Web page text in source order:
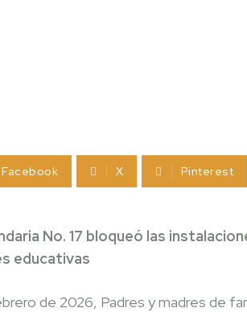
Facebook X Pinterest
No. 17 bloqueó las
educativas
de 2026, Padres y madres de